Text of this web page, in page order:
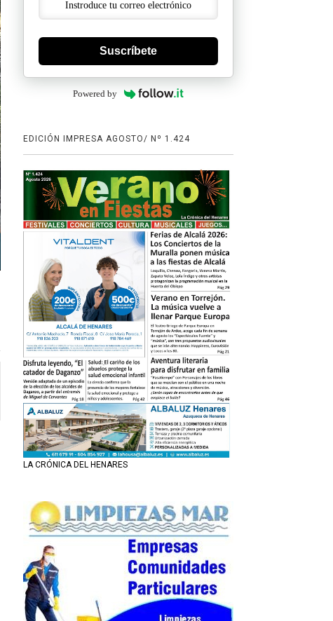
Suscríbete
Powered by
EDICIÓN IMPRESA AGOSTO/ Nº 1.424
LA CRÓNICA DEL HENARES